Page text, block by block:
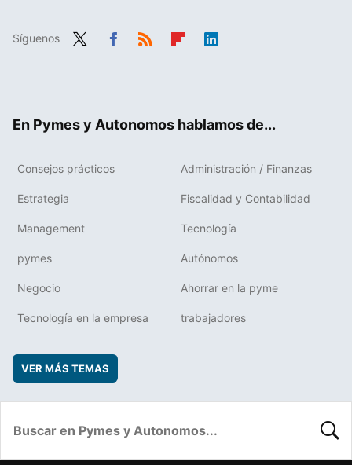
Síguenos
En Pymes y Autonomos hablamos de...
Consejos prácticos Administración / Finanzas
Estrategia Fiscalidad y Contabilidad
Management Tecnología
pymes Autónomos
Negocio Ahorrar en la pyme
Tecnología en la empresa trabajadores
VER MÁS TEMAS